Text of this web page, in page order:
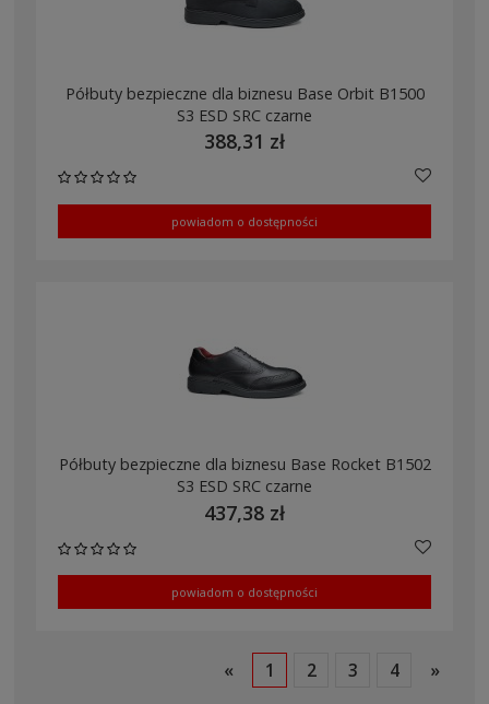
Półbuty bezpieczne dla biznesu Base Orbit B1500
S3 ESD SRC czarne
388,31 zł
powiadom o dostępności
Półbuty bezpieczne dla biznesu Base Rocket B1502
S3 ESD SRC czarne
437,38 zł
powiadom o dostępności
« 1 2 3 4 »